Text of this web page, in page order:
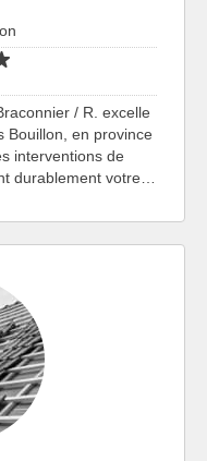
/ R. excelle
Bouillon, en province
interventions de
durablement votre…